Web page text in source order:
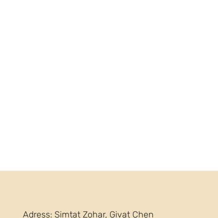
Adress: Simtat Zohar, Givat Chen